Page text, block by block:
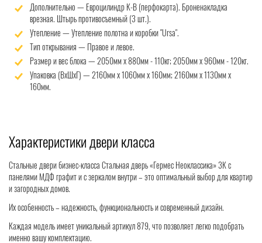
Дополнительно — Евроцилиндр К-В (перфокарта). Броненакладка
врезная. Штырь противосъемный (3 шт.).
Утепление — Утепление полотна и коробки "Ursa".
Тип открывания — Правое и левое.
Размер и вес блока — 2050мм х 880мм - 110кг; 2050мм х 960мм - 120кг.
Упаковка (ВхШхГ) — 2160мм х 1060мм х 160мм; 2160мм х 1130мм х
160мм.
Характеристики двери класса
Стальные двери бизнес-класса Стальная дверь «Гермес Неоклассика» 3К с
панелями МДФ графит и с зеркалом внутри – это оптимальный выбор для квартир
и загородных домов.
Их особенность – надежность, функциональность и современный дизайн.
Каждая модель имеет уникальный артикул 879, что позволяет легко подобрать
именно вашу комплектацию.